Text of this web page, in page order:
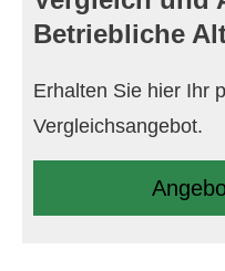
Betriebliche
Erhalten Sie hier Ihr
Vergleichsangebot.